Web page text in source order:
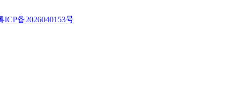
ICP备2026040153号